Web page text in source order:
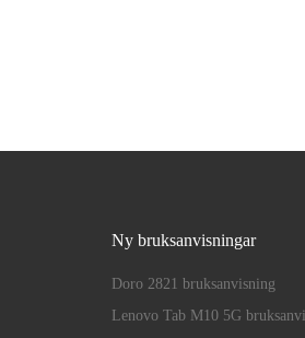
Ny bruksanvisningar
Doro 2821 bruksanvisning
Lenovo Tab M10 5G